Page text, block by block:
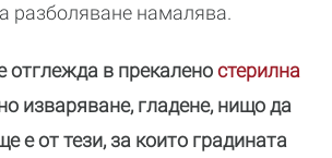
разболяване намалява.
отглежда в прекаленостерилна
изваряване, гладене, нищо да
е от тези, за които градината